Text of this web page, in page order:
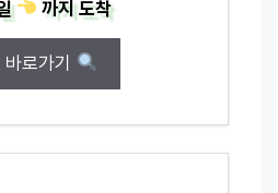
까지도착
바로가기